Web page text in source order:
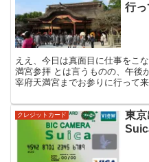
行っ
ええ、今日は真面目に仕事をこ
満宮参拝 とは言うものの、午後
宰府天満宮までお参りに行って
クレジットカード
東京